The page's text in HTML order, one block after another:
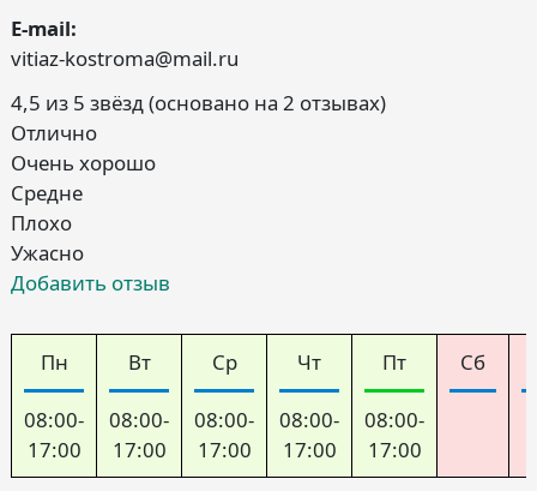
E-mail:
vitiaz-kostroma@mail.ru
4,5 из 5 звёзд (основано на 2 отзывах)
Отлично
Очень хорошо
Средне
Плохо
Ужасно
Добавить отзыв
Пн
08:00-
17:00
Вт
08:00-
17:00
Ср
08:00-
17:00
Чт
08:00-
17:00
Пт
08:00-
17:00
Сб